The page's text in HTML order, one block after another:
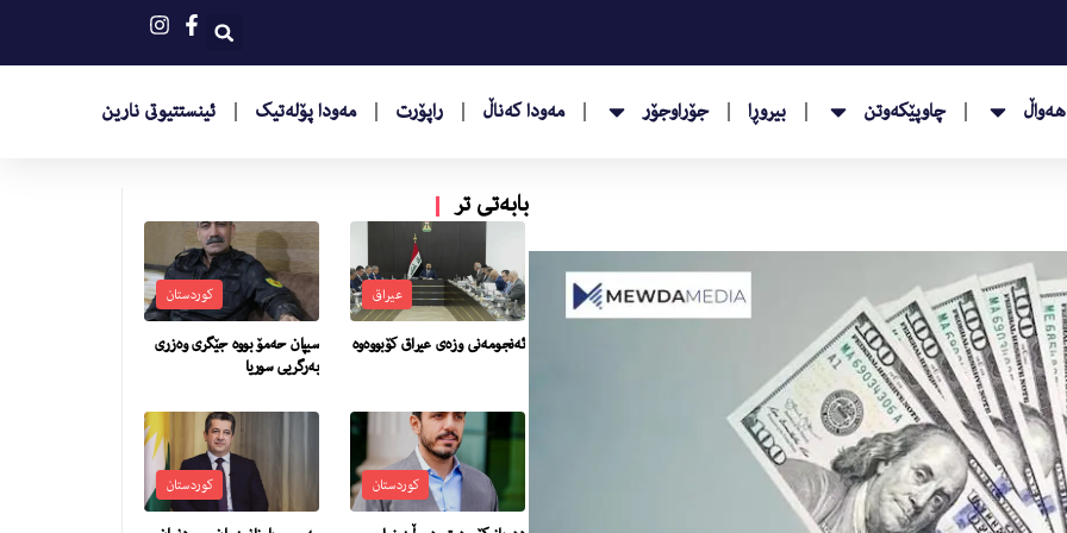
هەواڵ چاوپێکەوتن بیروڕا جۆراوجۆر مەودا کەناڵ راپۆرت مەودا پۆلەتیک ئینستتیوتى نارین
بابەتی تر
عیراق
ئەنجومەنی وزەی عیراق کۆبووەوە
کوردستان
سیپان حه‌مۆ بووه‌ جێگرى وه‌زرى
به‌رگریی سوریا
کوردستان کوردستان